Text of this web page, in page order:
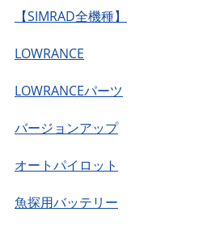
【SIMRAD全機種】
LOWRANCE
LOWRANCEパーツ
バージョンアップ
オートパイロット
魚探用バッテリー